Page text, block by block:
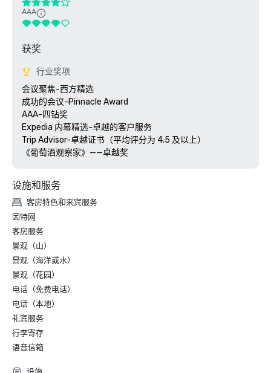
AAA
获奖
行业奖项
会议聚焦-西方精选
成功的会议-Pinnacle Award
AAA-四钻奖
Expedia 内幕精选-卓越的客户服务
Trip Advisor-卓越证书（平均评分为 4.5 及以上）
《葡萄酒观察家》——卓越奖
设施和服务
客房特色和来宾服务
因特网
客房服务
景观（山）
景观（海洋或水）
景观（花园）
电话（免费电话）
电话（本地）
礼宾服务
行李寄存
语音信箱